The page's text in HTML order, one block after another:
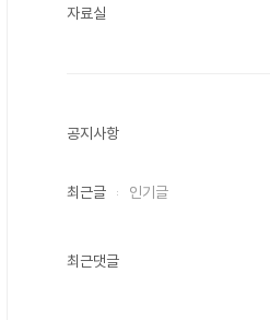
자료실
공지사항
최근글 인기글
최근댓글